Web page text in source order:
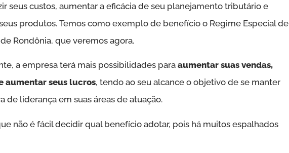
seus custos, aumentar a eficácia de seu planejamento tributário e
produtos. Temos como exemplo de benefício o Regime Especial de
Rondônia, que veremos agora.
a empresa terá mais possibilidades paraaumentar suas vendas,
aumentar seus lucros, tendo ao seu alcance o objetivo de se manter
de liderança em suas áreas de atuação.
não é fácil decidir qual benefício adotar, pois há muitos espalhados